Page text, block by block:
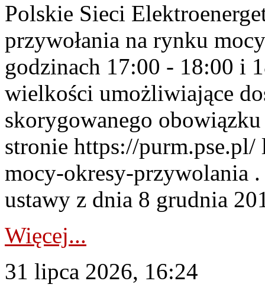
Polskie Sieci
przywołania na rynku
godzinach 17:00 - 18:00 i
wielkości umożliwiające
skorygowanego
stronie https://
mocy-okresy-przywolania
ustawy z dnia 8 grudnia
Więcej...
31 lipca 2026, 16:24